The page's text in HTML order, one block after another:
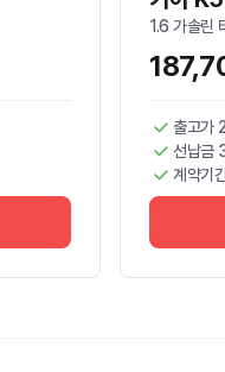
1.6 가솔린
출고가
선납금
계약기